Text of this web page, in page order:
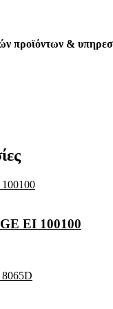
προϊόντων &
EI 100100